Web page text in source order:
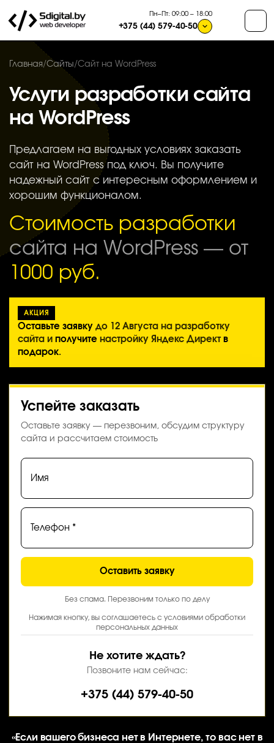
Пн–Пт: 09:00 – 18:00
+375 (44) 579-40-50
Главная/Сайты/Сайт на WordPress
Услуги разработки сайта
на WordPress
Предлагаем на выгодных условиях заказать
сайт на WordPress под ключ. Вы получите
надежный сайт с интересным оформлением и
хорошим функционалом.
Стоимость разработки
сайта на WordPress — от
1000 руб.
АКЦИЯ
Оставьте заявку до 12 Августа на разработку
сайта и получите настройку Яндекс Директ в
подарок.
Успейте заказать
Оставьте заявку — перезвоним, обсудим структуру
сайта и рассчитаем стоимость
Имя
Телефон *
Оставить заявку
Без спама. Перезвоним только по делу
Нажимая кнопку, вы соглашаетесь с условиями обработки
персональных данных
Не хотите ждать?
Позвоните нам сейчас:
+375 (44) 579-40-50
«Если вашего бизнеса нет в Интернете, то вас нет в